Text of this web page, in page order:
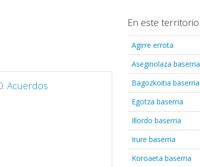
Acuerdos
En este territorio
Agirre errota
Aseginolaza baserria
Bagozkoitia baserria
Egotza baserria
Illordo baserria
Irure baserria
Koroaeta baserria